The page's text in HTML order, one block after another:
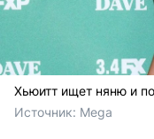
Хьюитт ищет няню и
Источник: Mega